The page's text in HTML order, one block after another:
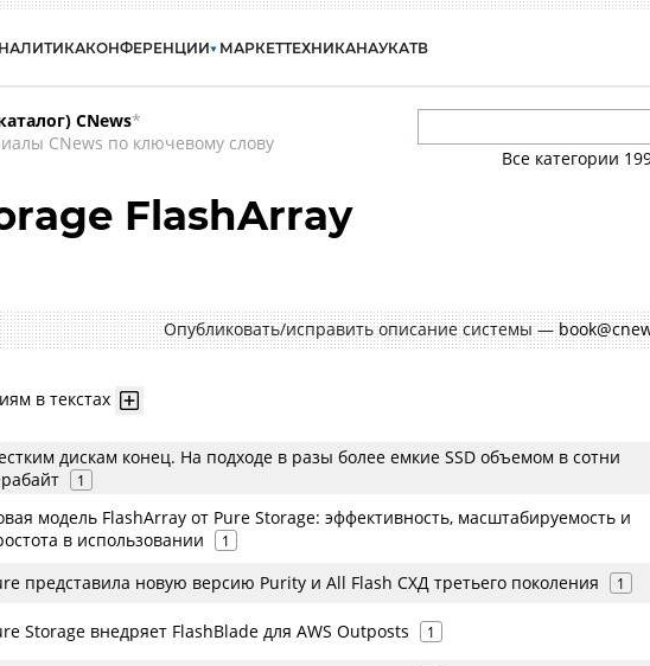
КОНФЕРЕНЦИИ МАРКЕТТЕХНИКАНАУКАТВ
CNews*
CNews по ключевому слову
Все категории
FlashArray
Опубликовать/исправить описание системы —
в текстах
дискам конец. На подходе в разы более емкие SSD объемом в сотни
1
модель FlashArray от Pure Storage: эффективность, масштабируемость и
в использовании
1
представила новую версию Purity и All Flash СХД третьего поколения 1
Storage внедряет FlashBlade для AWS Outposts 1